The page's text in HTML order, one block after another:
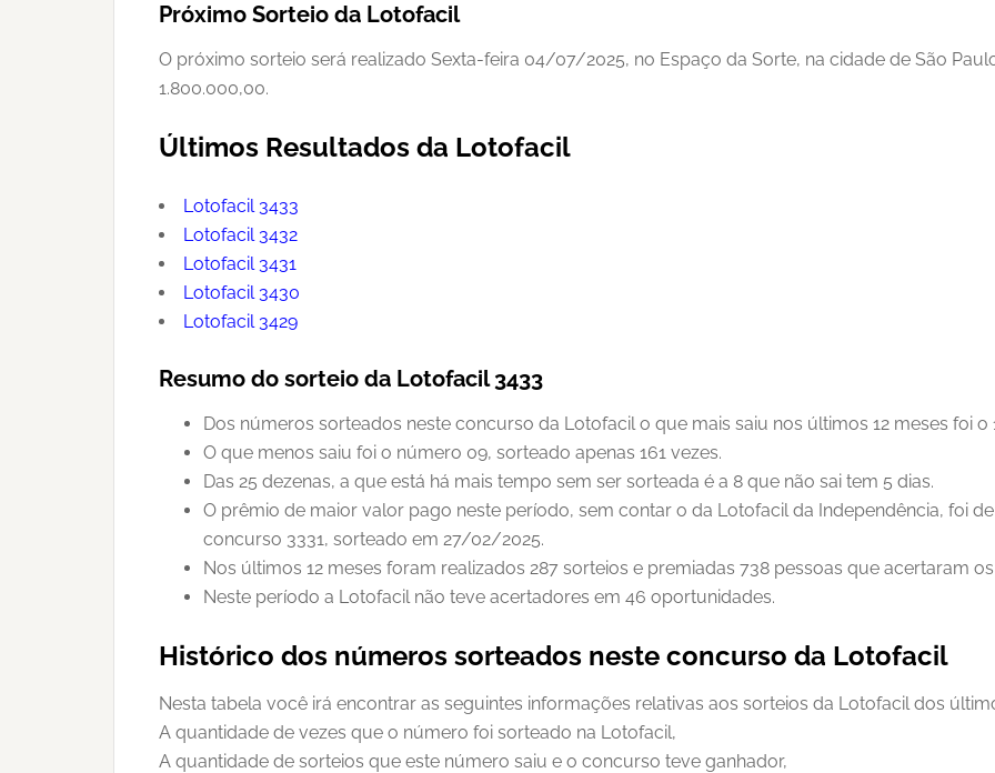
Próximo Sorteio da Lotofacil
O próximo sorteio será realizado Sexta-feira 04/07/2025, no Espaço da Sorte, na cidade de São
1.800.000,00.
Últimos Resultados da Lotofacil
Lotofacil 3433
Lotofacil 3432
Lotofacil 3431
Lotofacil 3430
Lotofacil 3429
Resumo do sorteio da Lotofacil 3433
Dos números sorteados neste concurso da Lotofacil o que mais saiu nos últimos 12 meses foi o
O que menos saiu foi o número 09, sorteado apenas 161 vezes.
Das 25 dezenas, a que está há mais tempo sem ser sorteada é a 8 que não sai tem 5 dias.
O prêmio de maior valor pago neste período, sem contar o da Lotofacil da Independência, foi
concurso 3331, sorteado em 27/02/2025.
Nos últimos 12 meses foram realizados 287 sorteios e premiadas 738 pessoas que acertaram
Neste período a Lotofacil não teve acertadores em 46 oportunidades.
Histórico dos números sorteados neste concurso da Lotofacil
Nesta tabela você irá encontrar as seguintes informações relativas aos sorteios da Lotofacil dos
A quantidade de vezes que o número foi sorteado na Lotofacil,
A quantidade de sorteios que este número saiu e o concurso teve ganhador,